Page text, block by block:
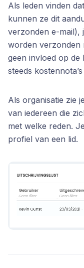
Als leden vinden
kunnen ze dit
verzonden e-mail),
worden verzonden
geen invloed op de
steeds
Als organisatie zie
van iedereen die
met welke reden.
profiel van een lid.